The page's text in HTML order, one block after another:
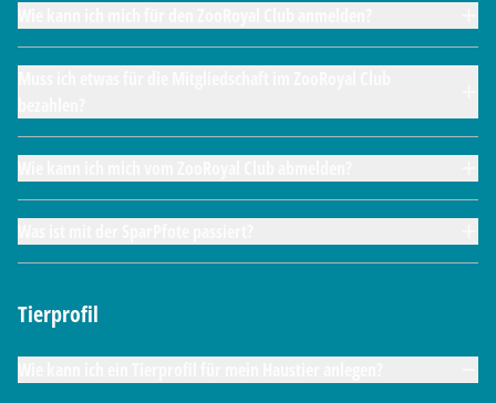
Tierprofil